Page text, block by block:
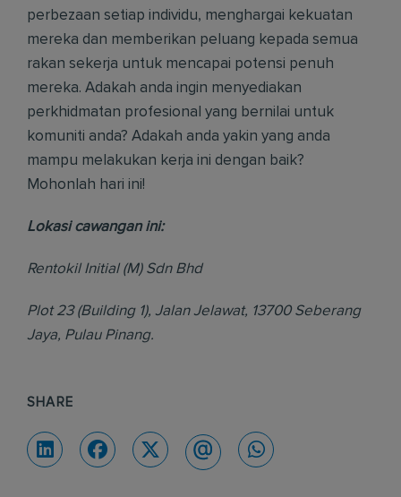
perbezaan setiap individu, menghargai kekuatan
mereka dan memberikan peluang kepada semua
rakan sekerja untuk mencapai potensi penuh
mereka. Adakah anda ingin menyediakan
perkhidmatan profesional yang bernilai untuk
komuniti anda? Adakah anda yakin yang anda
mampu melakukan kerja ini dengan baik?
Mohonlah hari ini!
Lokasi cawangan ini:
Rentokil Initial (M) Sdn Bhd
Plot 23 (Building 1), Jalan Jelawat, 13700 Seberang
Jaya, Pulau Pinang.
SHARE